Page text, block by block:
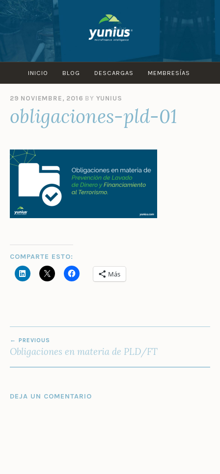
Skip
to
content
INICIO BLOG DESCARGAS MEMBRESÍAS
29 NOVIEMBRE, 2016 BY YUNIUS
obligaciones-pld-01
COMPARTE ESTO:
Más
DE
PREVIOUS
Obligaciones en materia de PLD/FT
DEJA UN COMENTARIO